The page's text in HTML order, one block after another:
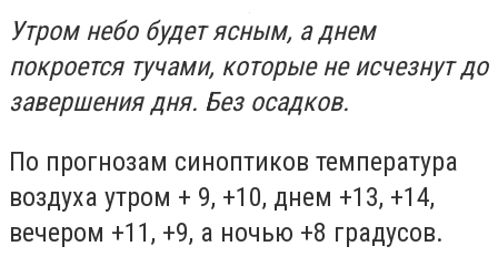
Утром небо будет ясным, а днем
покроется тучами, которые не исчезнут до
завершения дня. Без осадков.
По прогнозам синоптиков температура
воздуха утром + 9, +10, днем +13, +14,
вечером +11, +9, а ночью +8 градусов.